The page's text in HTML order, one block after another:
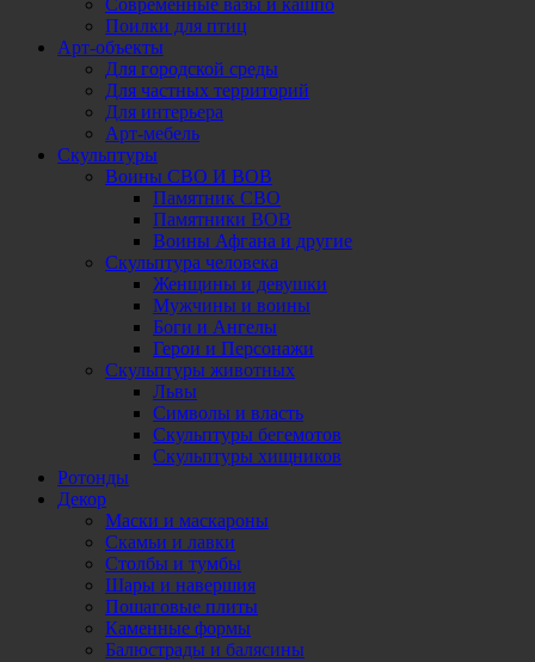
Современные вазы и кашпо
Поилки для птиц
Арт-объекты
Для городской среды
Для частных территорий
Для интерьера
Арт-мебель
Скульптуры
Воины СВО И ВОВ
Памятник СВО
Памятники ВОВ
Воины Афгана и другие
Скульптура человека
Женщины и девушки
Мужчины и воины
Боги и Ангелы
Герои и Персонажи
Скульптуры животных
Львы
Символы и власть
Скульптуры бегемотов
Скульптуры хищников
Ротонды
Декор
Маски и маскароны
Скамьи и лавки
Столбы и тумбы
Шары и навершия
Пошаговые плиты
Каменные формы
Балюстрады и балясины